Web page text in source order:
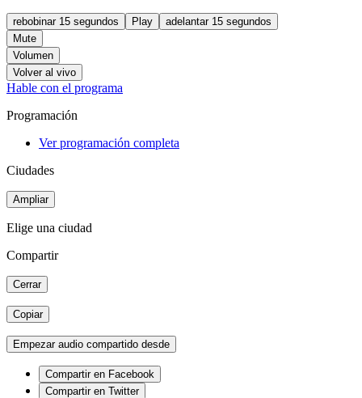
rebobinar 15 segundos Play
adelantar 15 segundos
Mute
Volumen
Volver al vivo
Hable con el programa
Programación
Ver programación completa
Ciudades
Ampliar
Elige una ciudad
Compartir
Cerrar
Copiar
Empezar audio compartido desde
Compartir en Facebook
Compartir en Twitter